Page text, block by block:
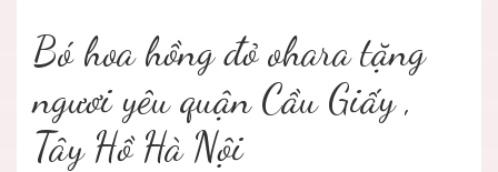
Bó hoa hồng đỏ ohara tặng
ngươi yêu quận Cầu Giấy ,
Tây Hồ Hà Nội